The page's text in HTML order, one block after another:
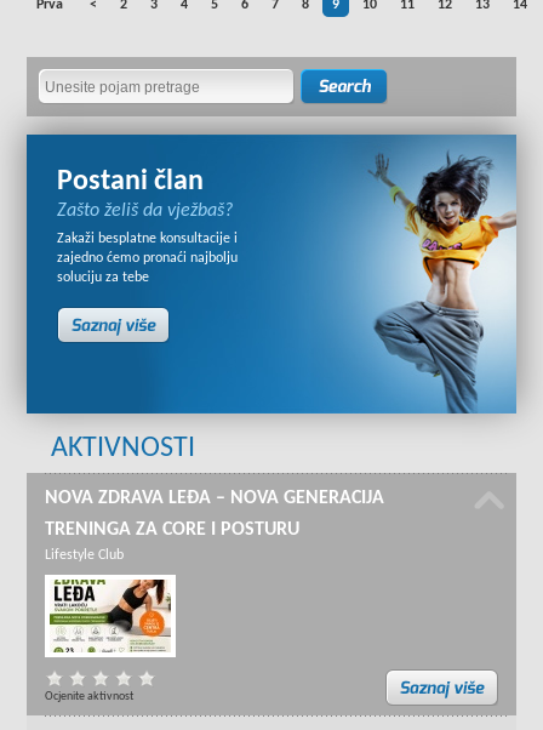
Prva < 2 3 4 5 6 7 8 9 10 11 12 13 14
Postani član
Zašto želiš da vježbaš?
Zakaži besplatne konsultacije i
zajedno ćemo pronaći najbolju
soluciju za tebe
AKTIVNOSTI
NOVA ZDRAVA LEĐA – NOVA GENERACIJA
TRENINGA ZA CORE I POSTURU
Lifestyle Club
Ocjenite aktivnost